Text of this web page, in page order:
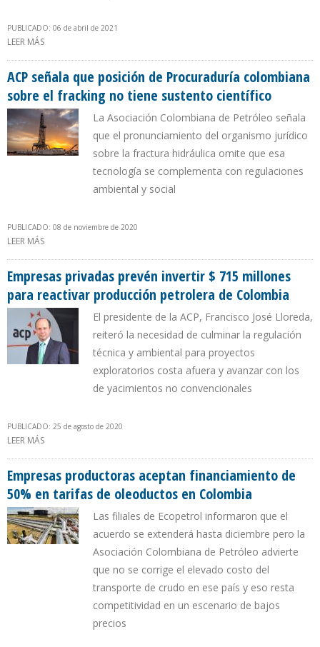
PUBLICADO: 06 de abril de 2021
LEER MÁS
ACP señala que posición de Procuraduría colombiana
sobre el fracking no tiene sustento científico
La Asociación Colombiana de Petróleo señala
que el pronunciamiento del organismo jurídico
sobre la fractura hidráulica omite que esa
tecnología se complementa con regulaciones
ambiental y social
PUBLICADO: 08 de noviembre de 2020
LEER MÁS
CIENTÍFICO
Empresas privadas prevén invertir $ 715 millones
para reactivar producción petrolera de Colombia
El presidente de la ACP, Francisco José Lloreda,
reiteró la necesidad de culminar la regulación
técnica y ambiental para proyectos
exploratorios costa afuera y avanzar con los
de yacimientos no convencionales
PUBLICADO: 25 de agosto de 2020
LEER MÁS
Empresas productoras aceptan financiamiento de
50% en tarifas de oleoductos en Colombia
Las filiales de Ecopetrol informaron que el
acuerdo se extenderá hasta diciembre pero la
Asociación Colombiana de Petróleo advierte
que no se corrige el elevado costo del
transporte de crudo en ese país y eso resta
competitividad en un escenario de bajos
precios